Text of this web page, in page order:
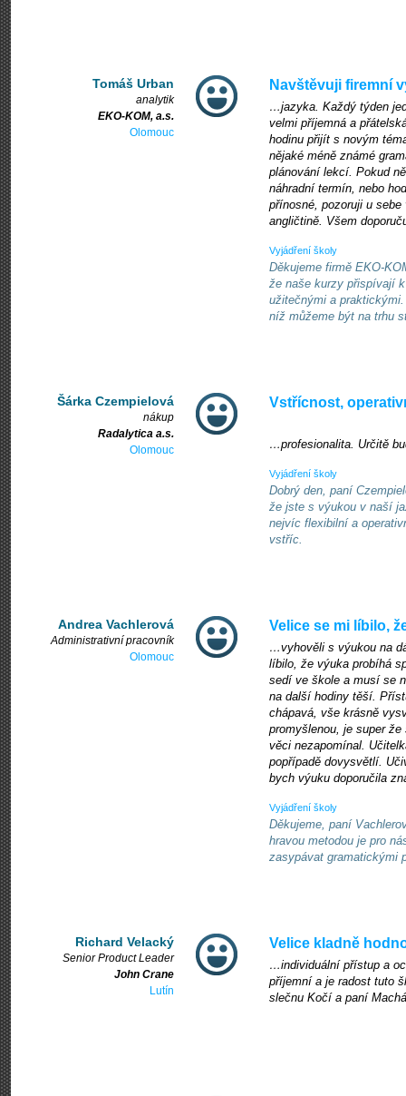
Tomáš Urban
analytik
EKO-KOM, a.s.
Olomouc
Navštěvuji firemní
…jazyka. Každý týden
velmi příjemná a
hodinu přijít s novým
nějaké méně známé
plánování lekcí. Pokud
náhradní termín, nebo
přínosné, pozoruji u
angličtině. Všem
Vyjádření školy
Děkujeme firmě EKO-
že naše kurzy přispívají
užitečnými a
níž můžeme být na trhu
Šárka Czempielová
nákup
Radalytica a.s.
Olomouc
Vstřícnost,
…profesionalita. Určitě
Vyjádření školy
Dobrý den, paní
že jste s výukou v naší
nejvíc flexibilní a
vstříc.
Andrea Vachlerová
Administrativní pracovník
Olomouc
Velice se mi líbilo,
…vyhověli s výukou na
líbilo, že výuka probíhá
sedí ve škole a musí se
na další hodiny těší.
chápavá, vše krásně
promyšlenou, je super
věci nezapomínal.
popřípadě dovysvětlí.
bych výuku doporučila
Vyjádření školy
Děkujeme, paní
hravou metodou je pro
zasypávat gramatickými
Richard Velacký
Senior Product Leader
John Crane
Lutín
Velice kladně
…individuální přístup a
příjemní a je radost tuto
slečnu Kočí a paní